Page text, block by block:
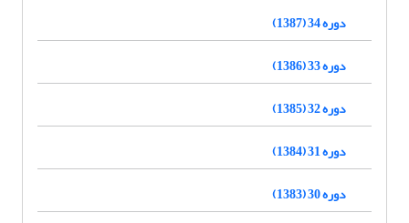
دوره 34 (1387)
دوره 33 (1386)
دوره 32 (1385)
دوره 31 (1384)
دوره 30 (1383)